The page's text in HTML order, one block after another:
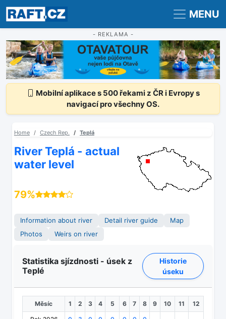
Registrace Přihlášení MENU
- REKLAMA -
Mobilní aplikace s 500 řekami z ČR i Evropy s
navigací pro všechny OS.
Home Czech Rep. Teplá
River Teplá - actual
water level
79%
Information about river Detail river guide
Map
Photos
Weirs on river
Statistika sjízdnosti - úsek z
Teplé
Historie
úseku
Měsíc 1 2 3 4 5 6 7 8 9 10 11 12